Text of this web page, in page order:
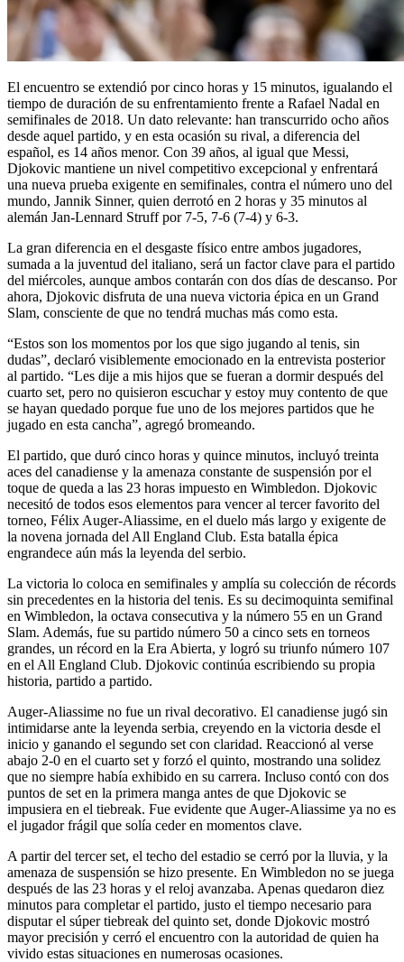
El encuentro se extendió por cinco horas y 15 minutos, igualando el
tiempo de duración de su enfrentamiento frente a Rafael Nadal en
semifinales de 2018. Un dato relevante: han transcurrido ocho años
desde aquel partido, y en esta ocasión su rival, a diferencia del
español, es 14 años menor. Con 39 años, al igual que Messi,
Djokovic mantiene un nivel competitivo excepcional y enfrentará
una nueva prueba exigente en semifinales, contra el número uno del
mundo, Jannik Sinner, quien derrotó en 2 horas y 35 minutos al
alemán Jan-Lennard Struff por 7-5, 7-6 (7-4) y 6-3.
La gran diferencia en el desgaste físico entre ambos jugadores,
sumada a la juventud del italiano, será un factor clave para el partido
del miércoles, aunque ambos contarán con dos días de descanso. Por
ahora, Djokovic disfruta de una nueva victoria épica en un Grand
Slam, consciente de que no tendrá muchas más como esta.
“Estos son los momentos por los que sigo jugando al tenis, sin
dudas”, declaró visiblemente emocionado en la entrevista posterior
al partido. “Les dije a mis hijos que se fueran a dormir después del
cuarto set, pero no quisieron escuchar y estoy muy contento de que
se hayan quedado porque fue uno de los mejores partidos que he
jugado en esta cancha”, agregó bromeando.
El partido, que duró cinco horas y quince minutos, incluyó treinta
aces del canadiense y la amenaza constante de suspensión por el
toque de queda a las 23 horas impuesto en Wimbledon. Djokovic
necesitó de todos esos elementos para vencer al tercer favorito del
torneo, Félix Auger-Aliassime, en el duelo más largo y exigente de
la novena jornada del All England Club. Esta batalla épica
engrandece aún más la leyenda del serbio.
La victoria lo coloca en semifinales y amplía su colección de récords
sin precedentes en la historia del tenis. Es su decimoquinta semifinal
en Wimbledon, la octava consecutiva y la número 55 en un Grand
Slam. Además, fue su partido número 50 a cinco sets en torneos
grandes, un récord en la Era Abierta, y logró su triunfo número 107
en el All England Club. Djokovic continúa escribiendo su propia
historia, partido a partido.
Auger-Aliassime no fue un rival decorativo. El canadiense jugó sin
intimidarse ante la leyenda serbia, creyendo en la victoria desde el
inicio y ganando el segundo set con claridad. Reaccionó al verse
abajo 2-0 en el cuarto set y forzó el quinto, mostrando una solidez
que no siempre había exhibido en su carrera. Incluso contó con dos
puntos de set en la primera manga antes de que Djokovic se
impusiera en el tiebreak. Fue evidente que Auger-Aliassime ya no es
el jugador frágil que solía ceder en momentos clave.
A partir del tercer set, el techo del estadio se cerró por la lluvia, y la
amenaza de suspensión se hizo presente. En Wimbledon no se juega
después de las 23 horas y el reloj avanzaba. Apenas quedaron diez
minutos para completar el partido, justo el tiempo necesario para
disputar el súper tiebreak del quinto set, donde Djokovic mostró
mayor precisión y cerró el encuentro con la autoridad de quien ha
vivido estas situaciones en numerosas ocasiones.